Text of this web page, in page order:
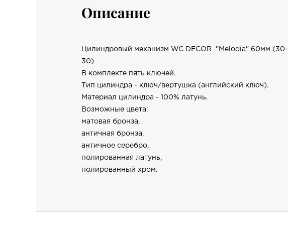
Описание
Цилиндровый механизм WC DECOR "Melodia" 60мм (30-
30)
В комплекте пять ключей.
Тип цилиндра - ключ/вертушка (английский ключ).
Материал цилиндра - 100% латунь.
Возможные цвета:
матовая бронза,
античная бронза,
античное серебро,
полированная латунь,
полированный хром.